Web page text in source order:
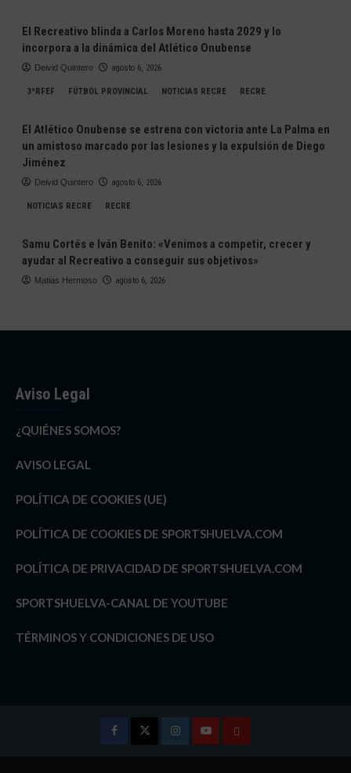
El Recreativo blinda a Carlos Moreno hasta 2029 y lo
incorpora a la dinámica del Atlético Onubense
Deivid Quintero agosto 6, 2026
3ªRFEF FÚTBOL PROVINCIAL NOTICIAS RECRE RECRE
El Atlético Onubense se estrena con victoria ante La Palma en
un amistoso marcado por las lesiones y la expulsión de Diego
Jiménez
Deivid Quintero agosto 6, 2026
NOTICIAS RECRE RECRE
Samu Cortés e Iván Benito: «Venimos a competir, crecer y
ayudar al Recreativo a conseguir sus objetivos»
Matias Hermoso agosto 6, 2026
Aviso Legal
¿QUIÉNES SOMOS?
AVISO LEGAL
POLÍTICA DE COOKIES (UE)
POLÍTICA DE COOKIES DE SPORTSHUELVA.COM
POLÍTICA DE PRIVACIDAD DE SPORTSHUELVA.COM
SPORTSHUELVA-CANAL DE YOUTUBE
TÉRMINOS Y CONDICIONES DE USO
InstagramYoutubeTÉRMINOS